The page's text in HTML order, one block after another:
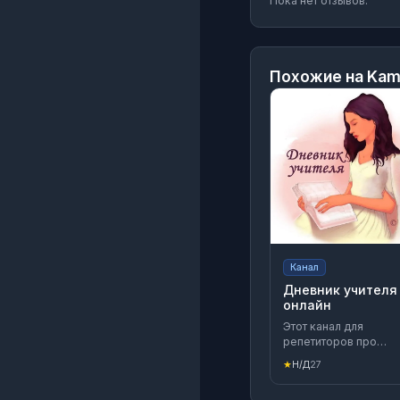
Похожие на
Канал
Дневник учителя
онлайн
Этот канал для
репетиторов про
онлайн -
и продвижение в
соцсетях
★Н/Д27